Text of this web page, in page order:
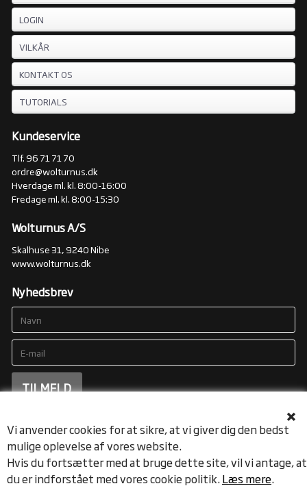
Vi anvender cookies for at sikre, at vi giver dig den bedst
mulige oplevelse af vores website.
Hvis du fortsætter med at bruge dette site, vil vi antage, at
du er indforstået med vores cookie politik.Læs mere.
LOGIN
VILKÅR
KONTAKT OS
TUTORIALS
Kundeservice
Tlf. 96 71 71 70
ordre@wolturnus.dk
Hverdage ml. kl. 8:00-16:00
Fredage ml. kl. 8:00-15:30
Wolturnus A/S
Skalhuse 31, 9240 Nibe
www.wolturnus.dk
Nyhedsbrev